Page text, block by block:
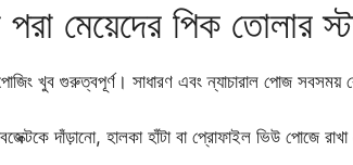
মেয়েদের পিক তোলার
খুব গুরুত্বপূর্ণ। সাধারণ এবং ন্যাচারাল পোজ সবসময়
দাঁড়ানো, হালকা হাঁটা বা প্রোফাইল ভিউ পোজে রাখা